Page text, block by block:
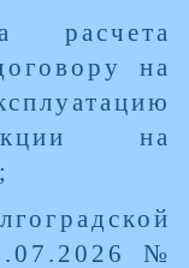
расчета
на
на
№